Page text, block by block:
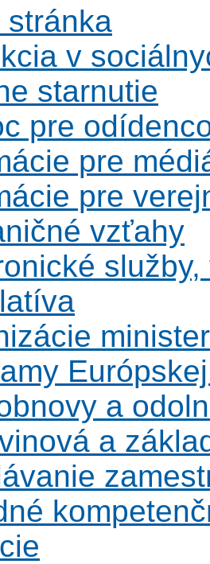
stránka
v
starnutie
pre
pre
pre
vzťahy
a
a